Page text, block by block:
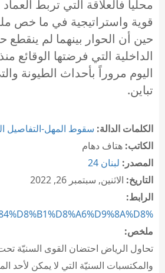
محليا فالعلاقة التي تربط
قوية واستراتيجية في ما خص
حين أن الحوار بينهما لم ينقطع
اليوم مروراً بأحداث الطيونة
تباين.
الكلمات الدالة: سقوط المهل-التفاصيل
الكاتب: هتاف دهام
المصدر: لبنان 24
التاريخ: الاثنين, سبتمبر 26, 2022
الرابط:
ملخص:
تحاول الرياض احتضان القوى السنيّة
والمكتسبات السنيّة التي لا يمكن لأحد